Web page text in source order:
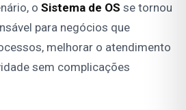
o Sistema de OS se tornou
para negócios que
melhorar o atendimento
sem complicações